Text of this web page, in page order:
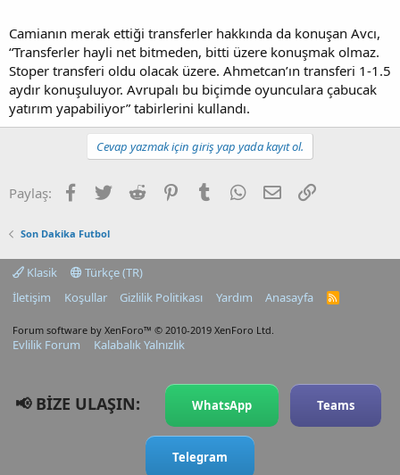
Camianın merak ettiği transferler hakkında da konuşan Avcı,
“Transferler hayli net bitmeden, bitti üzere konuşmak olmaz.
Stoper transferi oldu olacak üzere. Ahmetcan’ın transferi 1-1.5
aydır konuşuluyor. Avrupalı bu biçimde oyunculara çabucak
yatırım yapabiliyor” tabirlerini kullandı.
Cevap yazmak için giriş yap yada kayıt ol.
Paylaş: Facebook
TwitterReddit PinterestTumblrWhatsApp
E-postaLink
Son Dakika Futbol
Klasik
Türkçe (TR)
İletişim
Koşullar Gizlilik Politikası Yardım Anasayfa
R
Forum software by XenForo™ © 2010-2019 XenForo Ltd.
Evlilik Forum Kalabalık Yalnızlık
📢 BİZE ULAŞIN: WhatsApp Teams
Telegram